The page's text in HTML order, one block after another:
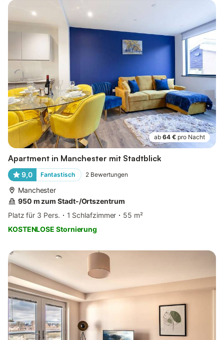
ab 64 € pro Nacht
Apartment in Manchester mit Stadtblick
9,0 Fantastisch 2 Bewertungen
Manchester
950 m zum Stadt-/Ortszentrum
Platz für 3 Pers.
1 Schlafzimmer
55 m²
KOSTENLOSE Stornierung